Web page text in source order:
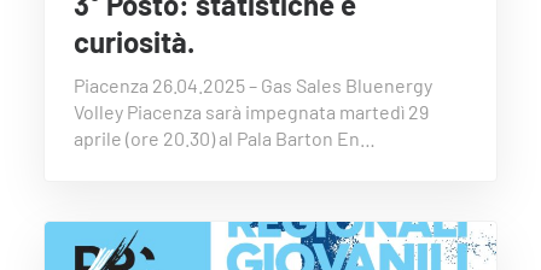
curiosità.
Piacenza 26.04.2025 – Gas Sales Bluenergy
Volley Piacenza sarà impegnata martedì 29
aprile (ore 20.30) al Pala Barton En…